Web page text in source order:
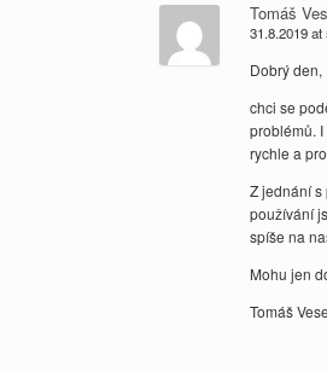
Tomáš
31.8.2019 at
Dobrý den,
chci se
problémů.
rychle a
Z jednání s
používání
spíše na
Mohu jen
Tomáš